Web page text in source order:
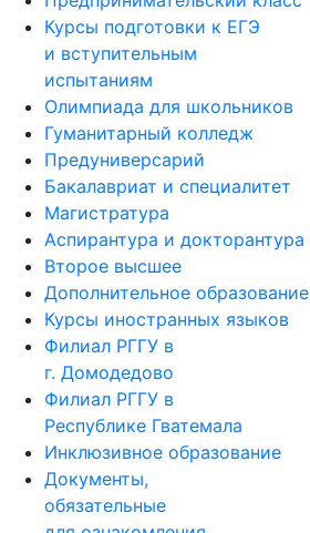
Курсы подготовки к ЕГЭ
и вступительным
испытаниям
Олимпиада для школьников
Гуманитарный колледж
Предуниверсарий
Бакалавриат и специалитет
Магистратура
Аспирантура и докторантура
Второе высшее
Дополнительное образование
Курсы иностранных языков
Филиал РГГУ в
г. Домодедово
Филиал РГГУ в
Республике Гватемала
Инклюзивное образование
Документы,
обязательные